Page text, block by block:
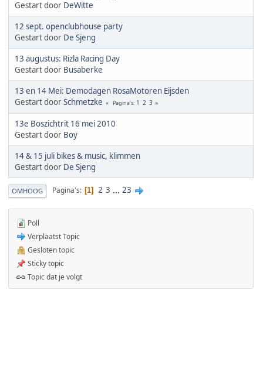
Gestart door DeWitte
12 sept. openclubhouse party
Gestart door De Sjeng
13 augustus: Rizla Racing Day
Gestart door Busaberke
13 en 14 Mei: Demodagen RosaMotoren Eijsden
Gestart doorSchmetzke Pagina's 1 2 3
13e Boszichtrit 16 mei 2010
Gestart door Boy
14 & 15 juli bikes & music, klimmen
Gestart door De Sjeng
OMHOOG Pagina's 1 2 3 ... 23
Poll
Verplaatst Topic
Gesloten topic
Sticky topic
Topic dat je volgt